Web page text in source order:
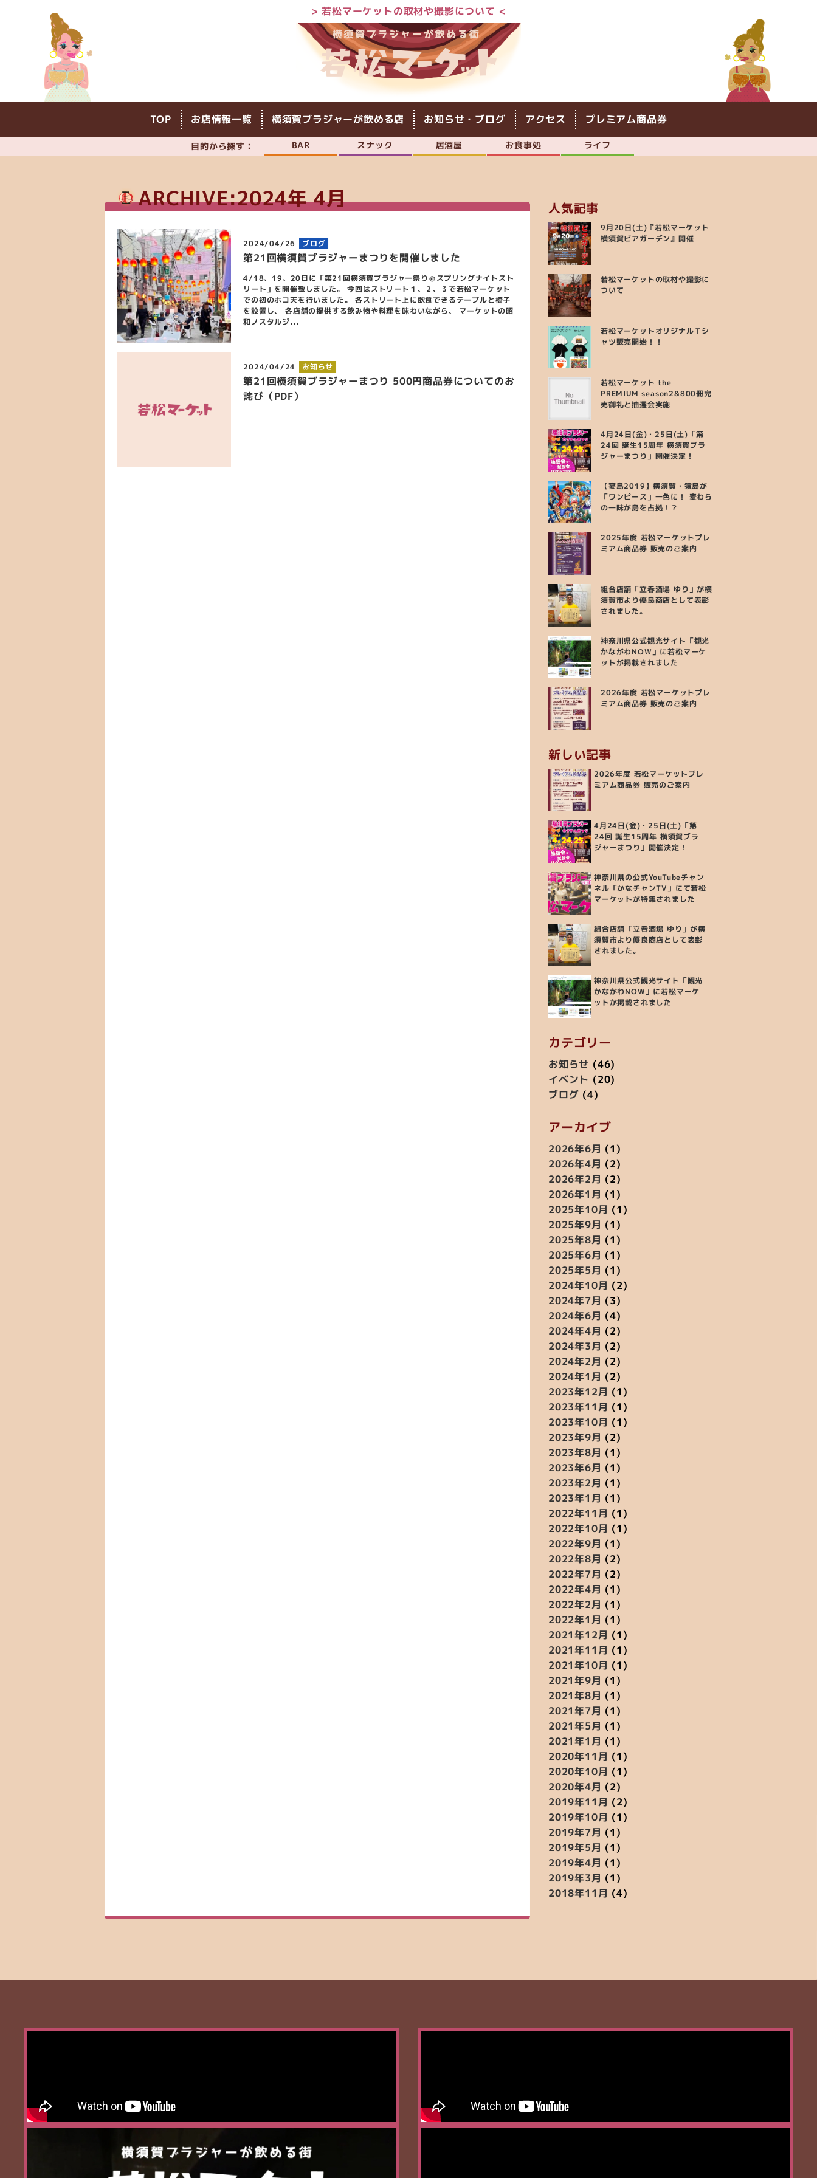
> 若松マーケットの取材や撮影について <
TOP お店情報一覧 横須賀ブラジャーが飲める店 お知らせ・ブログ アクセス プレミアム商品券
目的から探す： BAR スナック 居酒屋 お食事処 ライフ
ARCHIVE:2024年 4月
2024/04/26 ブログ
第21回横須賀ブラジャーまつりを開催しました
4/18、19、20日に「第21回横須賀ブラジャー祭り＠スプリングナイトスト
リート」を開催致しました。 今回はストリート１、２、３で若松マーケット
での初のホコ天を行いました。 各ストリート上に飲食できるテーブルと椅子
を設置し、 各店舗の提供する飲み物や料理を味わいながら、 マーケットの昭
和ノスタルジ...
2024/04/24 お知らせ
第21回横須賀ブラジャーまつり 500円商品券についてのお
詫び（PDF）
人気記事
9月20日(土)『若松マーケット
横須賀ビアガーデン』開催
若松マーケットの取材や撮影に
ついて
若松マーケットオリジナルＴシ
ャツ販売開始！！
若松マーケット the
PREMIUM season2&800冊完
売御礼と抽選会実施
4月24日(金)・25日(土)「第
24回 誕生15周年 横須賀ブラ
ジャーまつり」開催決定！
【宴島2019】横須賀・猿島が
「ワンピース」一色に！ 麦わら
の一味が島を占拠！？
2025年度 若松マーケットプレ
ミアム商品券 販売のご案内
組合店舗「立呑酒場 ゆり」が横
須賀市より優良商店として表彰
されました。
神奈川県公式観光サイト「観光
かながわNOW」に若松マーケ
ットが掲載されました
2026年度 若松マーケットプレ
ミアム商品券 販売のご案内
新しい記事
2026年度 若松マーケットプレ
ミアム商品券 販売のご案内
4月24日(金)・25日(土)「第
24回 誕生15周年 横須賀ブラ
ジャーまつり」開催決定！
神奈川県の公式YouTubeチャン
ネル「かなチャンTV」にて若松
マーケットが特集されました
組合店舗「立呑酒場 ゆり」が横
須賀市より優良商店として表彰
されました。
神奈川県公式観光サイト「観光
かながわNOW」に若松マーケ
ットが掲載されました
カテゴリー
お知らせ (46)
イベント (20)
ブログ (4)
アーカイブ
2026年6月 (1)
2026年4月 (2)
2026年2月 (2)
2026年1月 (1)
2025年10月 (1)
2025年9月 (1)
2025年8月 (1)
2025年6月 (1)
2025年5月 (1)
2024年10月 (2)
2024年7月 (3)
2024年6月 (4)
2024年4月 (2)
2024年3月 (2)
2024年2月 (2)
2024年1月 (2)
2023年12月 (1)
2023年11月 (1)
2023年10月 (1)
2023年9月 (2)
2023年8月 (1)
2023年6月 (1)
2023年2月 (1)
2023年1月 (1)
2022年11月 (1)
2022年10月 (1)
2022年9月 (1)
2022年8月 (2)
2022年7月 (2)
2022年4月 (1)
2022年2月 (1)
2022年1月 (1)
2021年12月 (1)
2021年11月 (1)
2021年10月 (1)
2021年9月 (1)
2021年8月 (1)
2021年7月 (1)
2021年5月 (1)
2021年1月 (1)
2020年11月 (1)
2020年10月 (1)
2020年4月 (2)
2019年11月 (2)
2019年10月 (1)
2019年7月 (1)
2019年5月 (1)
2019年4月 (1)
2019年3月 (1)
2018年11月 (4)